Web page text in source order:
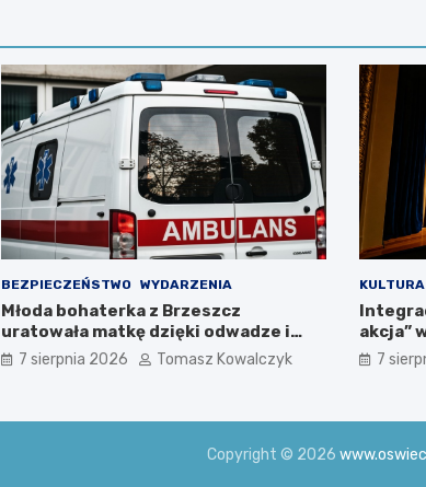
BEZPIECZEŃSTWO WYDARZENIA
Młoda bohaterka z Brzeszcz
uratowała matkę dzięki odwadze i
zimnej krwi
7 sierpnia 2026 Tomasz Kowalczyk
KULTURA
akcja”
7
Copyright © 2026